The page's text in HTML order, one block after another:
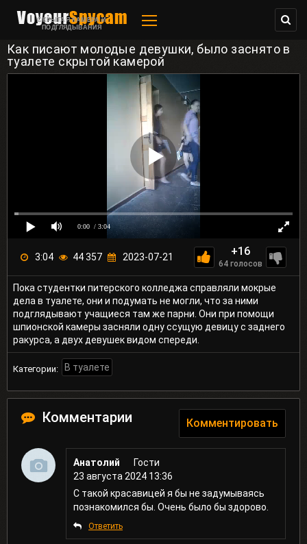
СКРЫТАЯ КАМЕРА И
ПОДГЛЯДЫВАНИЯ
Как писают молодые девушки, было заснято в
туалете скрытой камерой
0:00 / 3:04
3:04 44 357 2023-07-21 +16
64голосов
Пока студентки питерского колледжа справляли мокрые
дела в туалете, они и подумать не могли, что за ними
подглядывают учащиеся там же парни. Они при помощи
шпионской камеры засняли одну ссущую девицу с заднего
ракурса, а двух девушек видом спереди.
Категории: В туалете
Комментарии Комментировать
Анатолий
Гости
23 августа 2024 13:36
С такой красавицей я бы не задумываясь
познакомился бы. Очень было бы здорово.
Ответить